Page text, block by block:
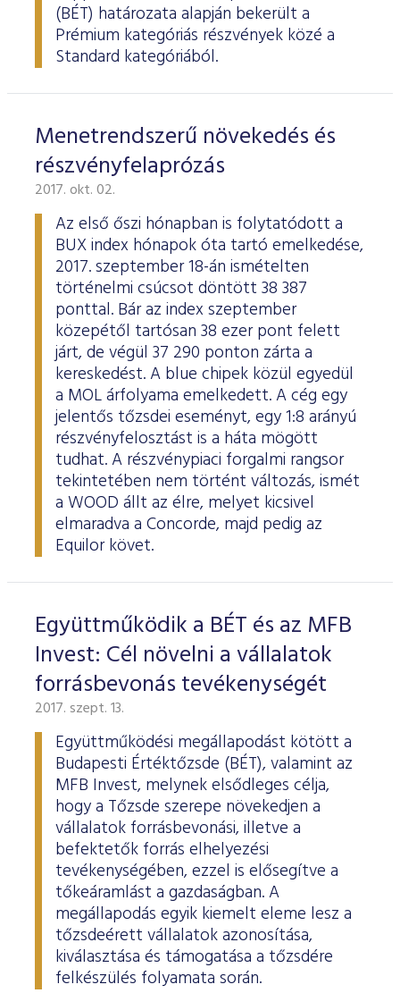
ESG Útmutató
(BÉT) határozata alapján bekerült a
Prémium kategóriás részvények közé a
Standard kategóriából.
Menetrendszerű növekedés és
részvényfelaprózás
2017. okt. 02.
Az első őszi hónapban is folytatódott a
BUX index hónapok óta tartó emelkedése,
2017. szeptember 18-án ismételten
történelmi csúcsot döntött 38 387
ponttal. Bár az index szeptember
közepétől tartósan 38 ezer pont felett
járt, de végül 37 290 ponton zárta a
kereskedést. A blue chipek közül egyedül
a MOL árfolyama emelkedett. A cég egy
jelentős tőzsdei eseményt, egy 1:8 arányú
részvényfelosztást is a háta mögött
tudhat. A részvénypiaci forgalmi rangsor
tekintetében nem történt változás, ismét
a WOOD állt az élre, melyet kicsivel
elmaradva a Concorde, majd pedig az
Equilor követ.
Együttműködik a BÉT és az MFB
Invest: Cél növelni a vállalatok
forrásbevonás tevékenységét
2017. szept. 13.
Együttműködési megállapodást kötött a
Budapesti Értéktőzsde (BÉT), valamint az
MFB Invest, melynek elsődleges célja,
hogy a Tőzsde szerepe növekedjen a
vállalatok forrásbevonási, illetve a
befektetők forrás elhelyezési
tevékenységében, ezzel is elősegítve a
tőkeáramlást a gazdaságban. A
megállapodás egyik kiemelt eleme lesz a
tőzsdeérett vállalatok azonosítása,
kiválasztása és támogatása a tőzsdére
felkészülés folyamata során.